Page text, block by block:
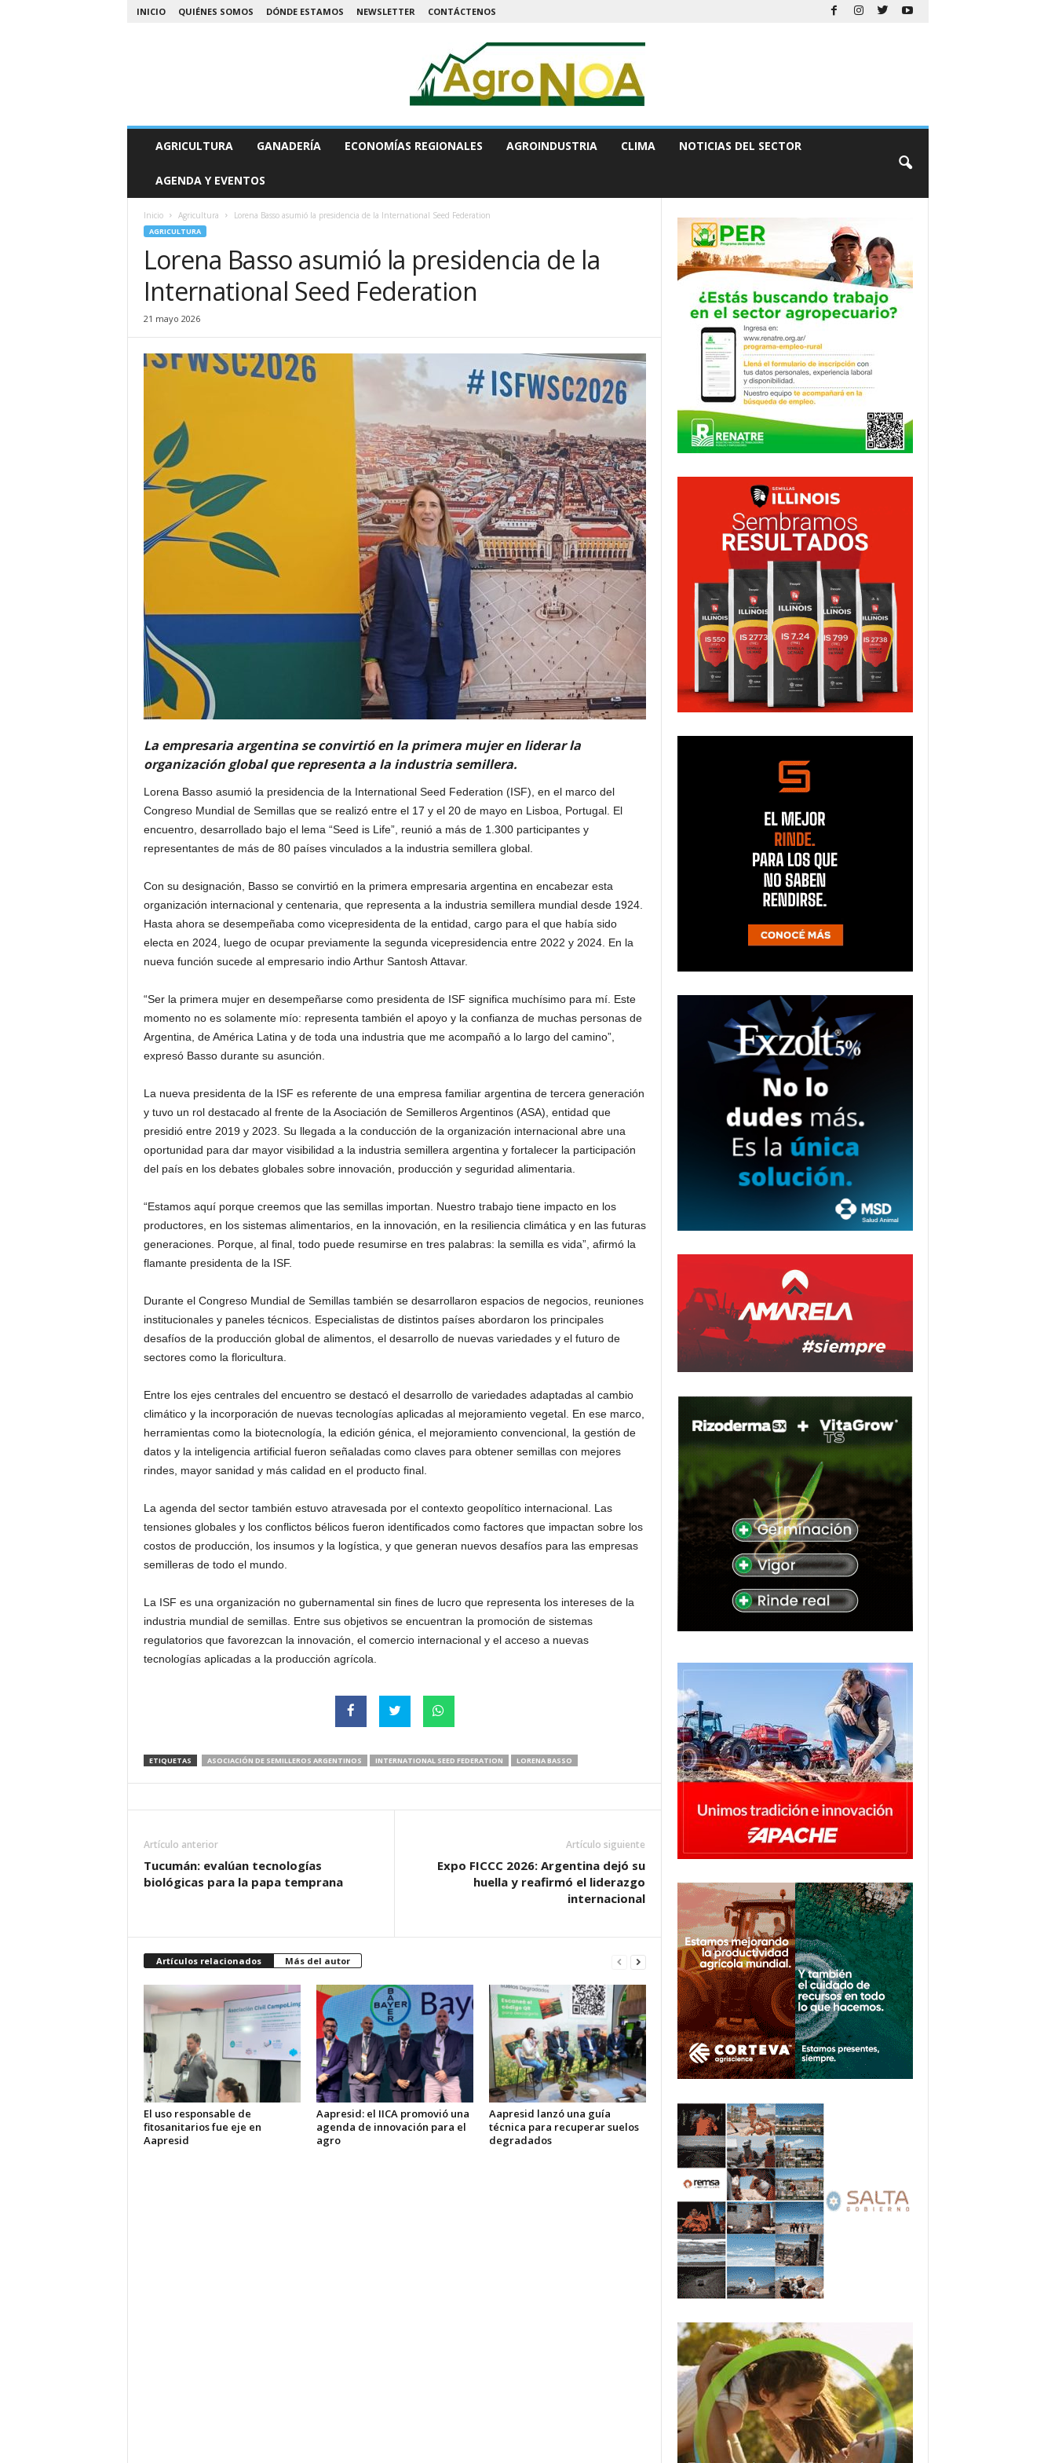
INICIO QUIÉNES SOMOS DÓNDE ESTAMOS NEWSLETTER CONTÁCTENOS
N
AGRICULTURA GANADERÍA ECONOMÍAS REGIONALES AGROINDUSTRIA CLIMA NOTICIAS DEL SECTOR
AGENDA Y EVENTOS
Inicio Agricultura Lorena Basso asumió la presidencia de la International Seed Federation
AGRICULTURA
Lorena Basso asumió la presidencia de la
International Seed Federation
21 mayo 2026
La empresaria argentina se convirtió en la primera mujer en liderar la
organización global que representa a la industria semillera.
Lorena Basso asumió la presidencia de la International Seed Federation (ISF), en el marco del
Congreso Mundial de Semillas que se realizó entre el 17 y el 20 de mayo en Lisboa, Portugal. El
encuentro, desarrollado bajo el lema “Seed is Life”, reunió a más de 1.300 participantes y
representantes de más de 80 países vinculados a la industria semillera global.
Con su designación, Basso se convirtió en la primera empresaria argentina en encabezar esta
organización internacional y centenaria, que representa a la industria semillera mundial desde 1924.
Hasta ahora se desempeñaba como vicepresidenta de la entidad, cargo para el que había sido
electa en 2024, luego de ocupar previamente la segunda vicepresidencia entre 2022 y 2024. En la
nueva función sucede al empresario indio Arthur Santosh Attavar.
“Ser la primera mujer en desempeñarse como presidenta de ISF significa muchísimo para mí. Este
momento no es solamente mío: representa también el apoyo y la confianza de muchas personas de
Argentina, de América Latina y de toda una industria que me acompañó a lo largo del camino”,
expresó Basso durante su asunción.
La nueva presidenta de la ISF es referente de una empresa familiar argentina de tercera generación
y tuvo un rol destacado al frente de la Asociación de Semilleros Argentinos (ASA), entidad que
presidió entre 2019 y 2023. Su llegada a la conducción de la organización internacional abre una
oportunidad para dar mayor visibilidad a la industria semillera argentina y fortalecer la participación
del país en los debates globales sobre innovación, producción y seguridad alimentaria.
“Estamos aquí porque creemos que las semillas importan. Nuestro trabajo tiene impacto en los
productores, en los sistemas alimentarios, en la innovación, en la resiliencia climática y en las futuras
generaciones. Porque, al final, todo puede resumirse en tres palabras: la semilla es vida”, afirmó la
flamante presidenta de la ISF.
Durante el Congreso Mundial de Semillas también se desarrollaron espacios de negocios, reuniones
institucionales y paneles técnicos. Especialistas de distintos países abordaron los principales
desafíos de la producción global de alimentos, el desarrollo de nuevas variedades y el futuro de
sectores como la floricultura.
Entre los ejes centrales del encuentro se destacó el desarrollo de variedades adaptadas al cambio
climático y la incorporación de nuevas tecnologías aplicadas al mejoramiento vegetal. En ese marco,
herramientas como la biotecnología, la edición génica, el mejoramiento convencional, la gestión de
datos y la inteligencia artificial fueron señaladas como claves para obtener semillas con mejores
rindes, mayor sanidad y más calidad en el producto final.
La agenda del sector también estuvo atravesada por el contexto geopolítico internacional. Las
tensiones globales y los conflictos bélicos fueron identificados como factores que impactan sobre los
costos de producción, los insumos y la logística, y que generan nuevos desafíos para las empresas
semilleras de todo el mundo.
La ISF es una organización no gubernamental sin fines de lucro que representa los intereses de la
industria mundial de semillas. Entre sus objetivos se encuentran la promoción de sistemas
regulatorios que favorezcan la innovación, el comercio internacional y el acceso a nuevas
tecnologías aplicadas a la producción agrícola.
ETIQUETAS ASOCIACIÓN DE SEMILLEROS ARGENTINOS INTERNATIONAL SEED FEDERATION LORENA BASSO
Artículo anterior
Tucumán: evalúan tecnologías
biológicas para la papa temprana
Artículo siguiente
Expo FICCC 2026: Argentina dejó su
huella y reafirmó el liderazgo
internacional
Artículos relacionados Más del autor
El uso responsable de
fitosanitarios fue eje en
Aapresid
Aapresid: el IICA promovió una
agenda de innovación para el
agro
Aapresid lanzó una guía
técnica para recuperar suelos
degradados